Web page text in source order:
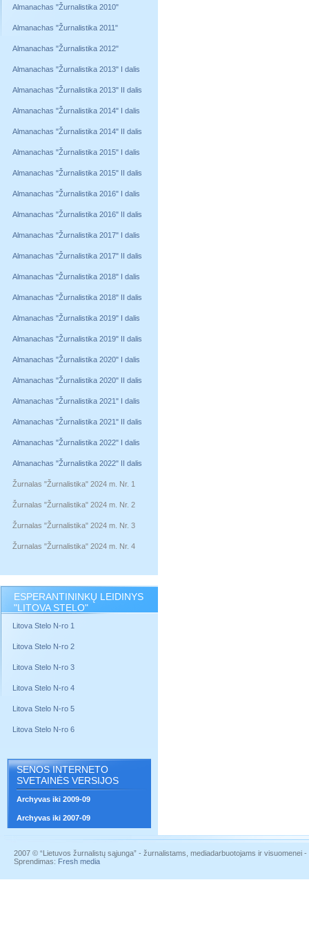
Almanachas "Žurnalistika 2010"
Almanachas "Žurnalistika 2011"
Almanachas "Žurnalistika 2012"
Almanachas "Žurnalistika 2013" I dalis
Almanachas "Žurnalistika 2013" II dalis
Almanachas "Žurnalistika 2014" I dalis
Almanachas "Žurnalistika 2014" II dalis
Almanachas "Žurnalistika 2015" I dalis
Almanachas "Žurnalistika 2015" II dalis
Almanachas "Žurnalistika 2016" I dalis
Almanachas "Žurnalistika 2016" II dalis
Almanachas "Žurnalistika 2017" I dalis
Almanachas "Žurnalistika 2017" II dalis
Almanachas "Žurnalistika 2018" I dalis
Almanachas "Žurnalistika 2018" II dalis
Almanachas "Žurnalistika 2019" I dalis
Almanachas "Žurnalistika 2019" II dalis
Almanachas "Žurnalistika 2020" I dalis
Almanachas "Žurnalistika 2020" II dalis
Almanachas "Žurnalistika 2021" I dalis
Almanachas "Žurnalistika 2021" II dalis
Almanachas "Žurnalistika 2022" I dalis
Almanachas "Žurnalistika 2022" II dalis
Žurnalas "Žurnalistika" 2024 m. Nr. 1
Žurnalas "Žurnalistika" 2024 m. Nr. 2
Žurnalas "Žurnalistika" 2024 m. Nr. 3
Žurnalas "Žurnalistika" 2024 m. Nr. 4
ESPERANTININKŲ LEIDINYS
"LITOVA STELO"
Litova Stelo N-ro 1
Litova Stelo N-ro 2
Litova Stelo N-ro 3
Litova Stelo N-ro 4
Litova Stelo N-ro 5
Litova Stelo N-ro 6
SENOS INTERNETO
SVETAINĖS VERSIJOS
Archyvas iki 2009-09
Archyvas iki 2007-09
2007 © “Lietuvos žurnalistų sąjunga” - žurnalistams, mediadarbuotojams ir visuomenei
Sprendimas: Fresh media